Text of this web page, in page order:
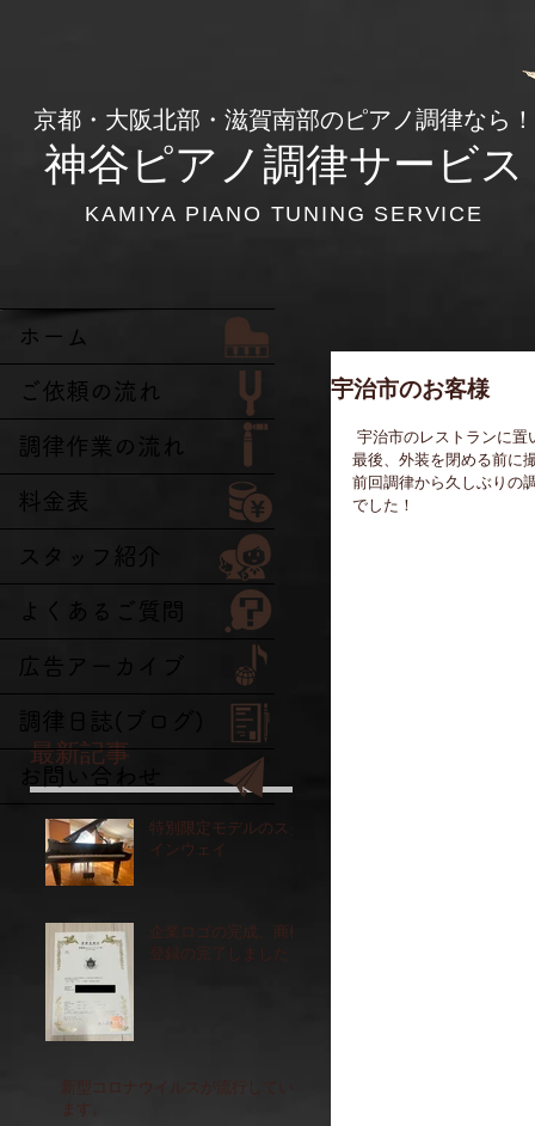
​京都・大阪北部・滋賀南部のピアノ調律なら！
神谷ピアノ調律サービス
KAMIYA PIANO TUNING SERVICE
最新記事
特別限定モデルのスタ
インウェイ
企業ロゴの完成、商標
登録の完了しました！
新型コロナウイルスが流行してい
宇治市のお客様
宇治市のレストランに置
最後、外装を閉める前に
前回調律から久しぶりの
でした！
ホーム
ご依頼の流れ
調律作業の流れ
料金表
スタッフ紹介
よくあるご質問
広告アーカイブ